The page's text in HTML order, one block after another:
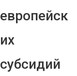
европейск
их
субсидий